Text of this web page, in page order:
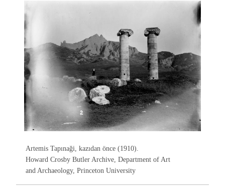
Artemis Tapınaği, kazıdan önce (1910).
Howard Crosby Butler Archive, Department of Art
and Archaeology, Princeton University